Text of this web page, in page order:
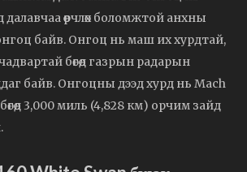
өөрчлөх боломжтой анхны
байв. Онгоц нь маш их хурдтай,
бөгөөд газрын радарын
байв. Онгоцны дээд хурд нь Mach
3,000 миль (4,828 км) орчим зайд